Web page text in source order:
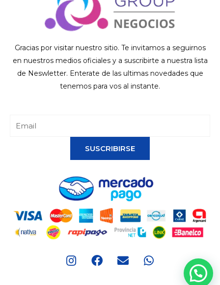
Gracias por visitar nuestro sitio. Te invitamos a seguirnos
en nuestros medios oficiales y a suscribirte a nuestra lista
de Neswletter. Enterate de las ultimas novedades que
tenemos para vos al instante.
SUSCRIBIRSE